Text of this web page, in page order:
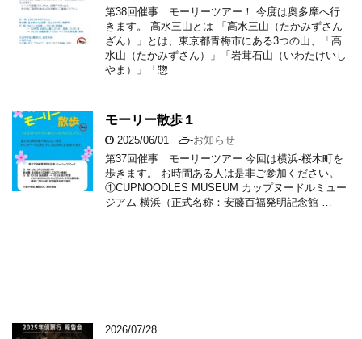
第38回催事 モーリーツアー！ 今度は奥多摩へ行
きます。 高水三山とは 「高水三山（たかみずさん
ざん）」とは、東京都青梅市にある3つの山、「高
水山（たかみずさん）」「岩茸石山（いわたけいし
やま）」「惣 …
モーリー散歩１
2025/06/01 -お知らせ
第37回催事 モーリーツアー 今回は横浜-桜木町を
歩きます。 お時間ある人は是非ご参加ください。
①CUPNOODLES MUSEUM カップヌードルミュー
ジアム 横浜（正式名称：安藤百福発明記念館 …
2026/07/28